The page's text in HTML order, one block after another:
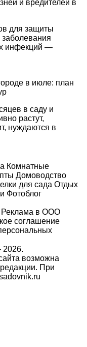
и вредителей в
для защиты
инфекций —
в июле: план
в саду и
растут,
нуждаются в
Комнатные
Домоводство
для сада Отдых
Фотоблог
Реклама в ООО
соглашение
2026.
возможна
При